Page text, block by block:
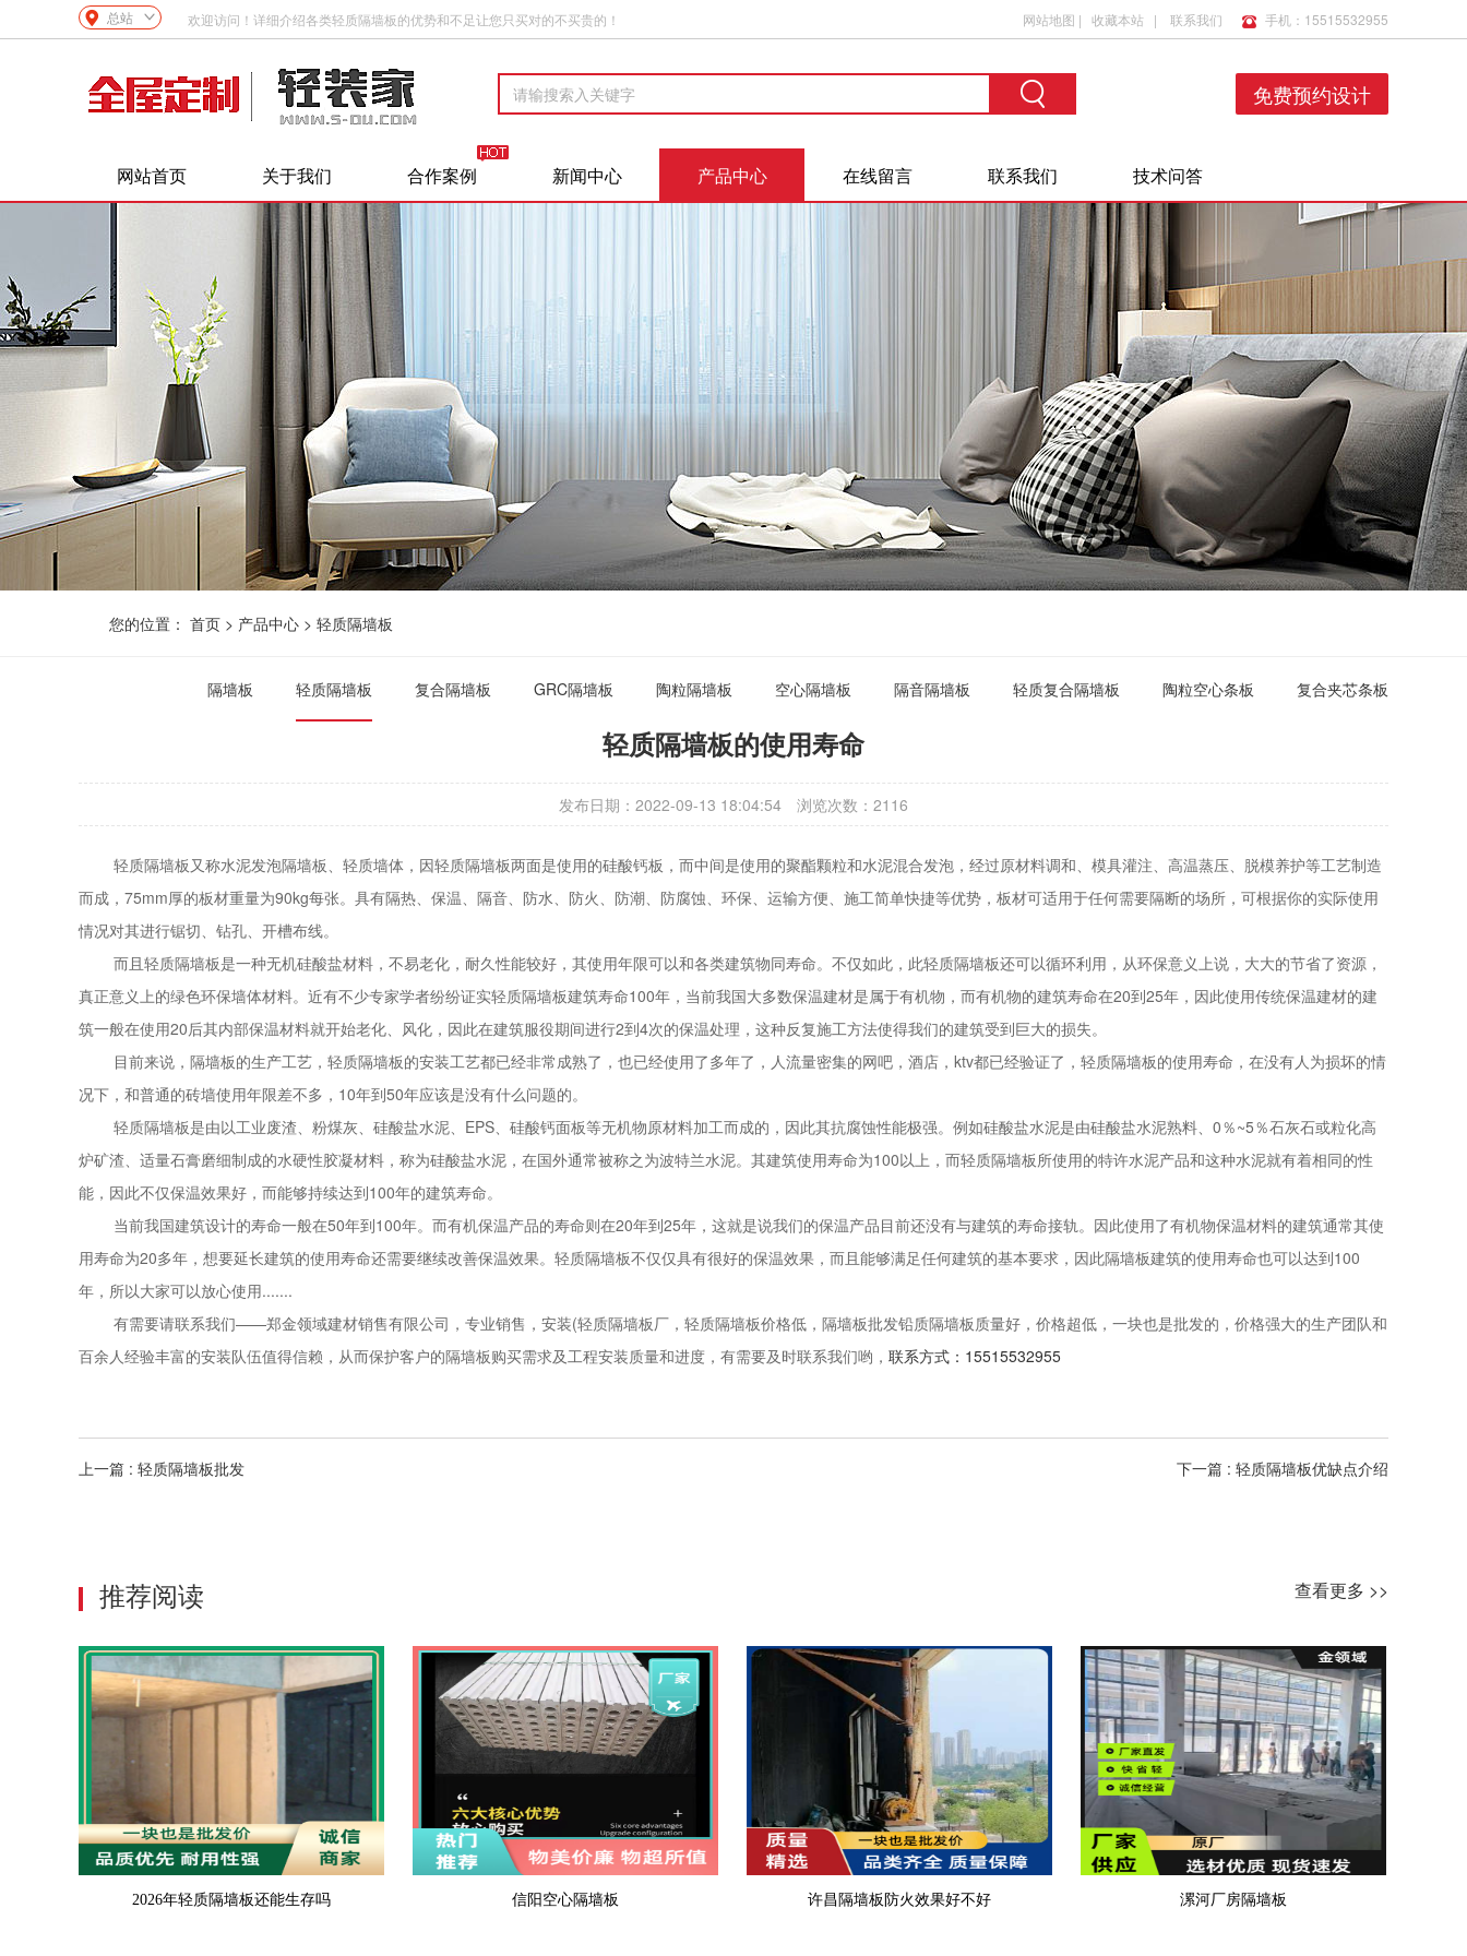
总站 欢迎访问！详细介绍各类轻质隔墙板的优势和不足让您只买对的不买贵的！ 网站地图 | 收藏本站 | 联系我们 手机：15515532955
免费预约设计
网站首页 关于我们 合作案例 新闻中心 产品中心 在线留言 联系我们 技术问答
您的位置： 首页 > 产品中心 > 轻质隔墙板
隔墙板 轻质隔墙板 复合隔墙板 GRC隔墙板 陶粒隔墙板 空心隔墙板 隔音隔墙板 轻质复合隔墙板 陶粒空心条板 复合夹芯条板
轻质隔墙板的使用寿命
发布日期：2022-09-13 18:04:54 浏览次数： 2116
轻质隔墙板又称水泥发泡隔墙板、轻质墙体，因轻质隔墙板两面是使用的硅酸钙板，而中间是使用的聚酯颗粒和水泥混合发泡，经过原材料调和、模具灌注、高温蒸压、脱模养护等工艺制造
而成，75mm厚的板材重量为90kg每张。具有隔热、保温、隔音、防水、防火、防潮、防腐蚀、环保、运输方便、施工简单快捷等优势，板材可适用于任何需要隔断的场所，可根据你的实际使用
情况对其进行锯切、钻孔、开槽布线。
而且轻质隔墙板是一种无机硅酸盐材料，不易老化，耐久性能较好，其使用年限可以和各类建筑物同寿命。不仅如此，此轻质隔墙板还可以循环利用，从环保意义上说，大大的节省了资源，
真正意义上的绿色环保墙体材料。近有不少专家学者纷纷证实轻质隔墙板建筑寿命100年，当前我国大多数保温建材是属于有机物，而有机物的建筑寿命在20到25年，因此使用传统保温建材的建
筑一般在使用20后其内部保温材料就开始老化、风化，因此在建筑服役期间进行2到4次的保温处理，这种反复施工方法使得我们的建筑受到巨大的损失。
目前来说，隔墙板的生产工艺，轻质隔墙板的安装工艺都已经非常成熟了，也已经使用了多年了，人流量密集的网吧，酒店，ktv都已经验证了，轻质隔墙板的使用寿命，在没有人为损坏的情
况下，和普通的砖墙使用年限差不多，10年到50年应该是没有什么问题的。
轻质隔墙板是由以工业废渣、粉煤灰、硅酸盐水泥、EPS、硅酸钙面板等无机物原材料加工而成的，因此其抗腐蚀性能极强。例如硅酸盐水泥是由硅酸盐水泥熟料、0％~5％石灰石或粒化高
炉矿渣、适量石膏磨细制成的水硬性胶凝材料，称为硅酸盐水泥，在国外通常被称之为波特兰水泥。其建筑使用寿命为100以上，而轻质隔墙板所使用的特许水泥产品和这种水泥就有着相同的性
能，因此不仅保温效果好，而能够持续达到100年的建筑寿命。
当前我国建筑设计的寿命一般在50年到100年。而有机保温产品的寿命则在20年到25年，这就是说我们的保温产品目前还没有与建筑的寿命接轨。因此使用了有机物保温材料的建筑通常其使
用寿命为20多年，想要延长建筑的使用寿命还需要继续改善保温效果。轻质隔墙板不仅仅具有很好的保温效果，而且能够满足任何建筑的基本要求，因此隔墙板建筑的使用寿命也可以达到100
年，所以大家可以放心使用.......
有需要请联系我们——郑金领域建材销售有限公司，专业销售，安装(轻质隔墙板厂，轻质隔墙板价格低，隔墙板批发铅质隔墙板质量好，价格超低，一块也是批发的，价格强大的生产团队和
百余人经验丰富的安装队伍值得信赖，从而保护客户的隔墙板购买需求及工程安装质量和进度，有需要及时联系我们哟， 联系方式：15515532955
上一篇 : 轻质隔墙板批发 下一篇 : 轻质隔墙板优缺点介绍
查看更多 >>
推荐阅读
2026年轻质隔墙板还能生存吗 信阳空心隔墙板 许昌隔墙板防火效果好不好 漯河厂房隔墙板